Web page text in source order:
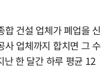
건설 업체가 폐업을 신
사 업체까지 합치면 그 수
한 달간 하루 평균 12